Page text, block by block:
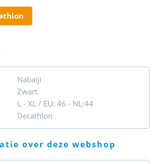
Nabaiji
Zwart
L - XL / EU: 46 - NL:44
Decathlon
over deze webshop